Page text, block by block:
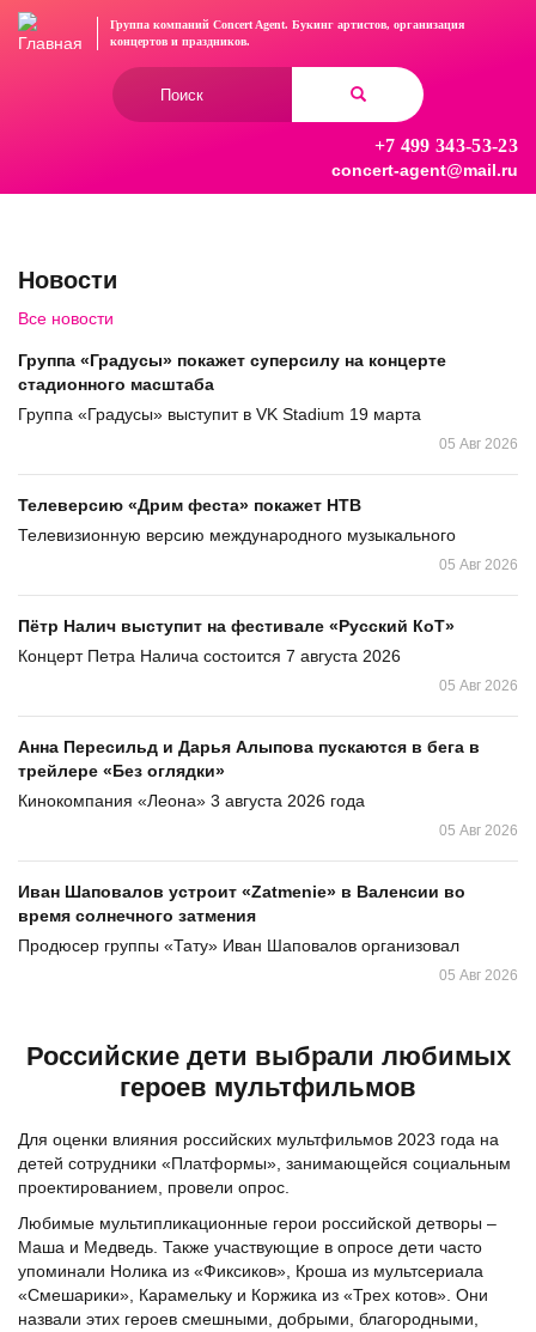
Перейти
Группа компаний Concert Agent. Букинг артистов, организация
концертови праздников.
+7 499 343-53-23
concert-agent@mail.ru
Новости
Все новости
Группа «Градусы» покажет суперсилу на концерте
стадионного масштаба
Группа «Градусы» выступит в VK Stadium 19 марта
05 Авг 2026
Телеверсию «Дрим феста» покажет НТВ
Телевизионную версию международного музыкального
05 Авг 2026
Пётр Налич выступит на фестивале «Русский КоТ»
Концерт Петра Налича состоится 7 августа 2026
05 Авг 2026
Анна Пересильд и Дарья Алыпова пускаются в бега в
трейлере «Без оглядки»
Кинокомпания «Леона» 3 августа 2026 года
05 Авг 2026
Иван Шаповалов устроит «Zatmenie» в Валенсии во
время солнечного затмения
Продюсер группы «Тату» Иван Шаповалов организовал
05 Авг 2026
Российские дети выбрали любимых
героев мультфильмов
Для оценки влияния российских мультфильмов 2023 года на
детей сотрудники «Платформы», занимающейся социальным
проектированием, провели опрос.
Любимые мультипликационные герои российской детворы –
Маша и Медведь. Также участвующие в опросе дети часто
упоминали Нолика из «Фиксиков», Кроша из мультсериала
«Смешарики», Карамельку и Коржика из «Трех котов». Они
назвали этих героев смешными, добрыми, благородными,